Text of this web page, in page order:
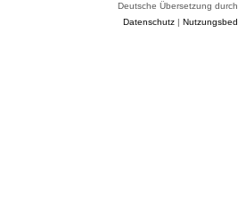
Deutsche Übersetzung durch
Datenschutz|